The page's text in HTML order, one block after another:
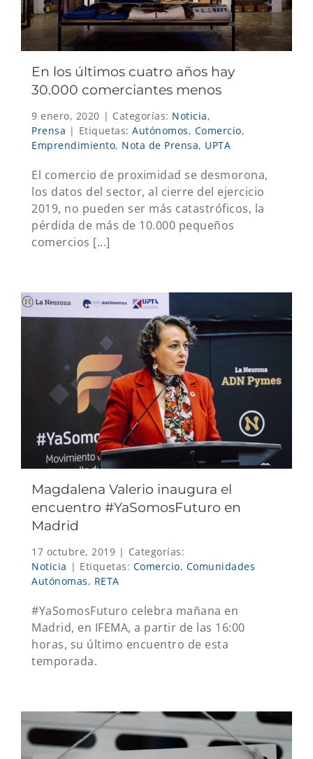
En los últimos cuatro años hay
30.000 comerciantes menos
9 enero, 2020 | Categorías: Noticia,
Prensa | Etiquetas: Autónomos, Comercio,
Emprendimiento, Nota de Prensa, UPTA
El comercio de proximidad se desmorona,
los datos del sector, al cierre del ejercicio
2019, no pueden ser más catastróficos, la
pérdida de más de 10.000 pequeños
comercios [...]
Magdalena Valerio inaugura el
encuentro #YaSomosFuturo en
Madrid
17 octubre, 2019 | Categorías:
Noticia | Etiquetas: Comercio, Comunidades
Autónomas, RETA
#YaSomosFuturo celebra mañana en
Madrid, en IFEMA, a partir de las 16:00
horas, su último encuentro de esta
temporada.